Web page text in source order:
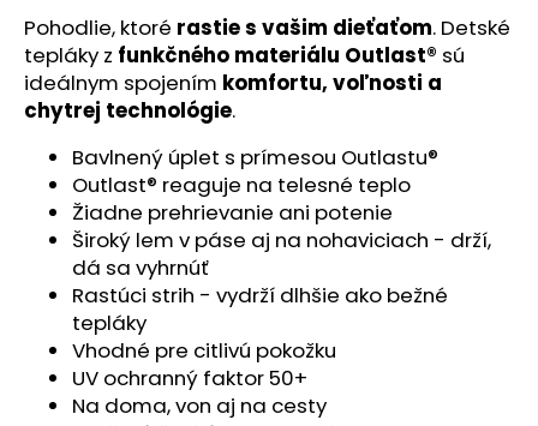
hviezdičiek.
Pohodlie, ktoré rastie s vašim dieťaťom. Detské
tepláky z funkčného materiálu Outlast® sú
ideálnym spojením komfortu, voľnosti a
chytrej technológie.
Bavlnený úplet s prímesou Outlastu®
Outlast® reaguje na telesné teplo
Žiadne prehrievanie ani potenie
Široký lem v páse aj na nohaviciach - drží,
dá sa vyhrnúť
Rastúci strih - vydrží dlhšie ako bežné
tepláky
Vhodné pre citlivú pokožku
UV ochranný faktor 50+
Na doma, von aj na cesty
d
p
o
r
ú
ŠILTOVKA
TENKÁ
OUTLAST®
SV.MENTOLOVÁ
€11,06